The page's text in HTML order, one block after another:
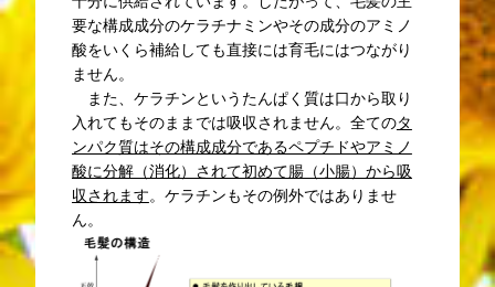
要な構成成分のケラチナミンやその成分のアミノ
酸をいくら補給しても直接には育毛にはつながり
ません。
また、ケラチンというたんぱく質は口から取り
入れてもそのままでは吸収されません。全てのタ
ンパク質はその構成成分であるペプチドやアミノ
酸に分解（消化）されて初めて腸（小腸）から吸
収されます。ケラチンもその例外ではありませ
ん。